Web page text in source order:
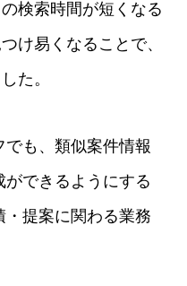
検索時間が短くなる
け易くなることで、
た。
も、類似案件情報
できるようにする
提案に関わる業務